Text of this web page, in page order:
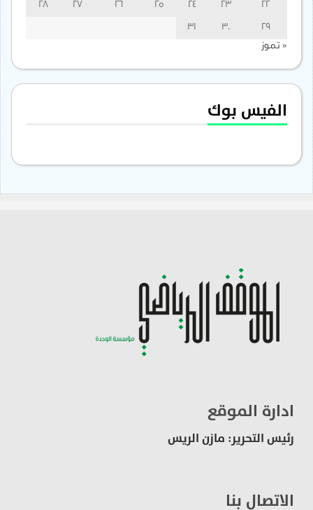
22
23
24
25
26
27
28
29
30
31
« تموز
الفيس بوك
ادارة الموقع
رئيس التحرير: مازن الريس
الاتصال بنا